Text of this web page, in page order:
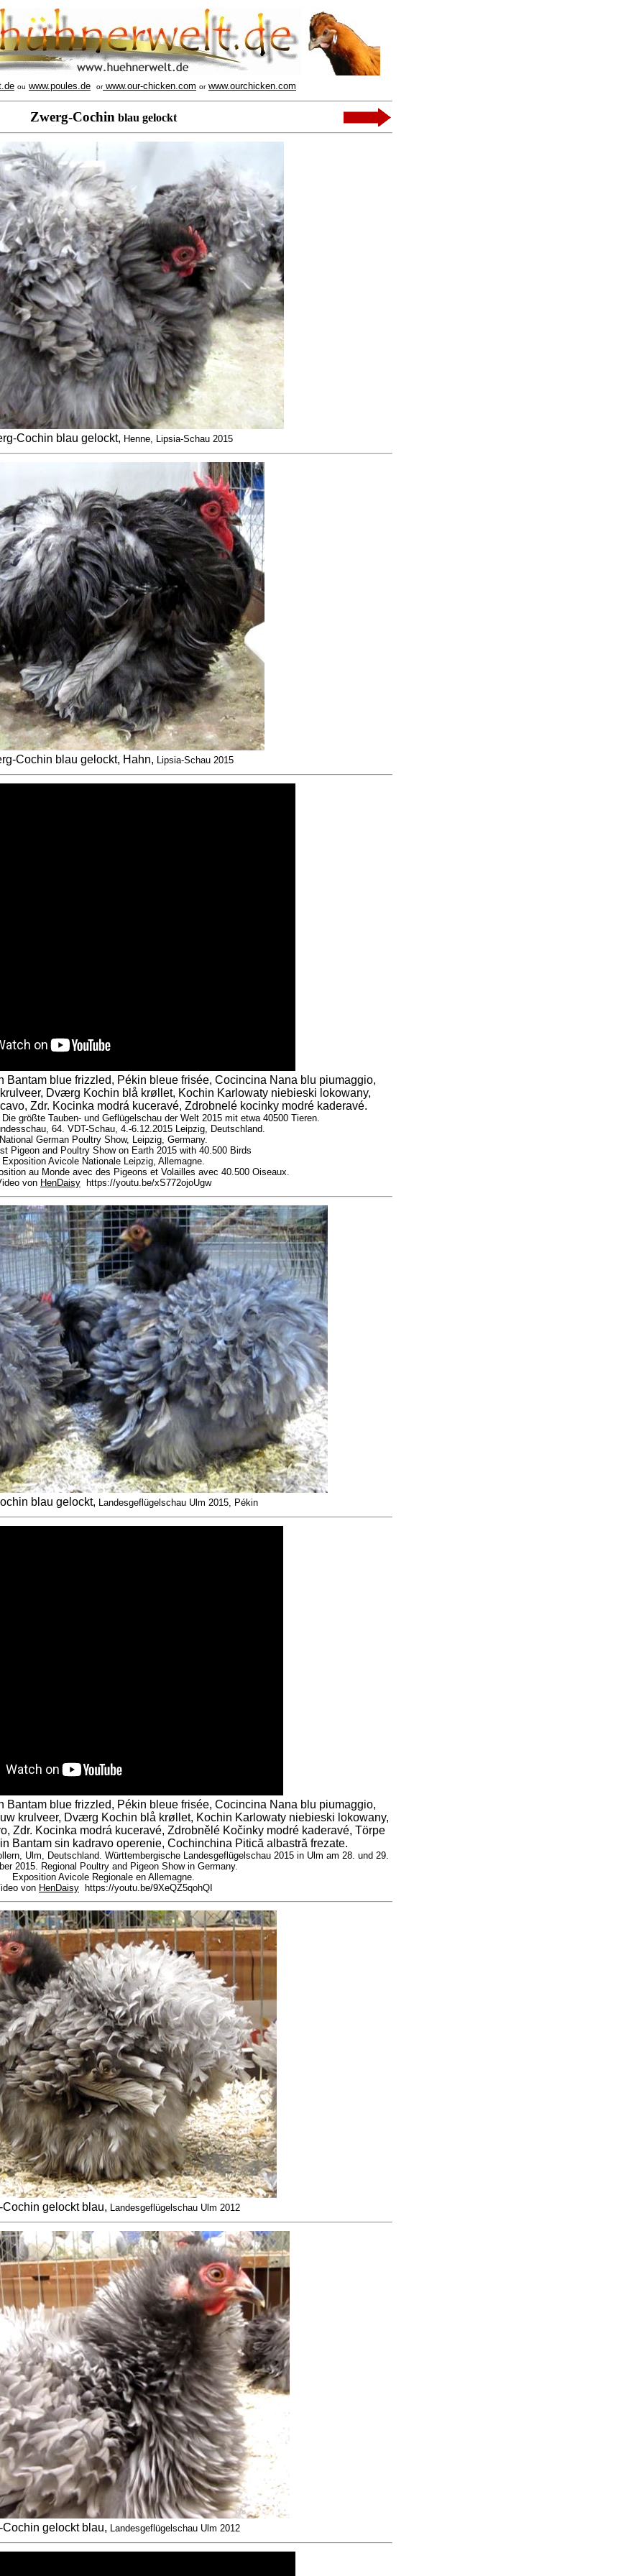
ou www.poules.de orwww.our-chicken.com or www.ourchicken.com
Zwerg-Cochin blau gelockt
Cochin blau gelockt, Henne, Lipsia-Schau 2015
Cochin blau gelockt, Hahn, Lipsia-Schau 2015
Bantam blue frizzled, Pékin bleue frisée, Cocincina Nana blu piumaggio,
Dværg Kochin blå krøllet, Kochin Karlowaty niebieski lokowany,
Zdr. Kocinka modrá kuceravé, Zdrobnelé kocinky modré kaderavé.
größte Tauben- und Geflügelschau der Welt 2015 mit etwa 40500 Tieren.
64. VDT-Schau, 4.-6.12.2015 Leipzig, Deutschland.
National German Poultry Show, Leipzig, Germany.
Pigeon and Poultry Show on Earth 2015 with 40.500 Birds
Exposition Avicole Nationale Leipzig, Allemagne.
au Monde avec des Pigeons et Volailles avec 40.500 Oiseaux.
von HenDaisy https://youtu.be/xS772ojoUgw
blau gelockt, Landesgeflügelschau Ulm 2015, Pékin
Bantam blue frizzled, Pékin bleue frisée, Cocincina Nana blu piumaggio,
krulveer, Dværg Kochin blå krøllet, Kochin Karlowaty niebieski lokowany,
Zdr. Kocinka modrá kuceravé, Zdrobnělé Kočinky modré kaderavé, Törpe
Bantam sin kadravo operenie, Cochinchina Pitică albastră frezate.
Ulm, Deutschland. Württembergische Landesgeflügelschau 2015 in Ulm am 28. und 29.
2015. Regional Poultry and Pigeon Show in Germany.
Exposition Avicole Regionale en Allemagne.
von HenDaisy https://youtu.be/9XeQZ5qohQI
Cochin gelockt blau, Landesgeflügelschau Ulm 2012
Cochin gelockt blau, Landesgeflügelschau Ulm 2012